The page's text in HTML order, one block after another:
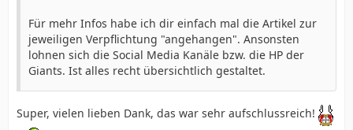
Für mehr Infos habe ich dir einfach mal die Artikel zur
jeweiligen Verpflichtung "angehangen". Ansonsten
lohnen sich die Social Media Kanäle bzw. die HP der
Giants. Ist alles recht übersichtlich gestaltet.
Super, vielen lieben Dank, das war sehr aufschlussreich!